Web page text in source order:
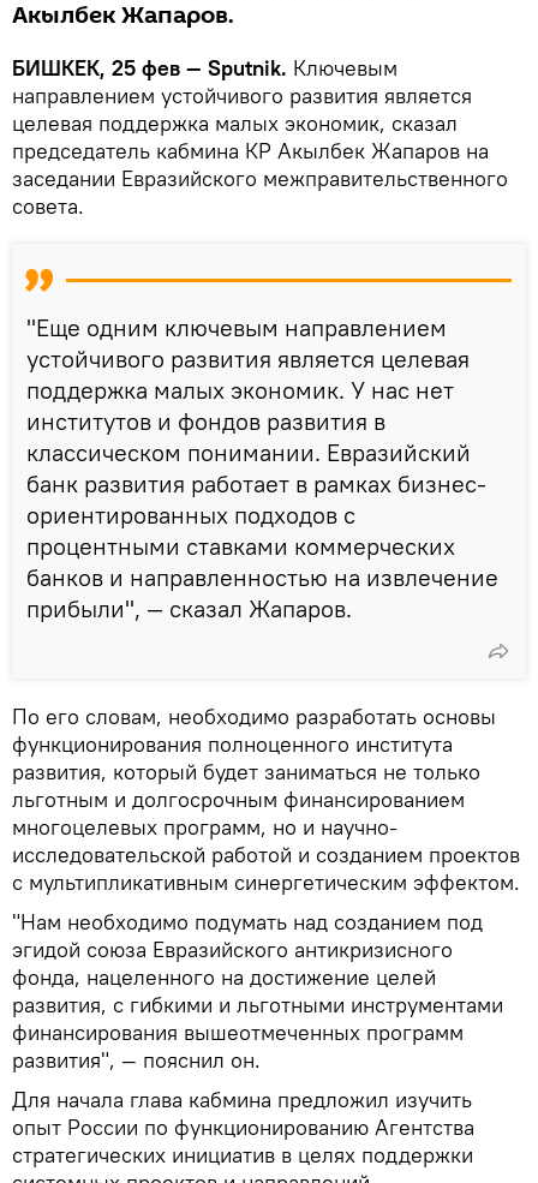
Акылбек Жапаров.
БИШКЕК, 25 фев — Sputnik. Ключевым
направлением устойчивого развития является
целевая поддержка малых экономик, сказал
председатель кабмина КР Акылбек Жапаров на
заседании Евразийского межправительственного
совета.
"Еще одним ключевым направлением
устойчивого развития является целевая
поддержка малых экономик. У нас нет
институтов и фондов развития в
классическом понимании. Евразийский
банк развития работает в рамках бизнес-
ориентированных подходов с
процентными ставками коммерческих
банков и направленностью на извлечение
прибыли", — сказал Жапаров.
По его словам, необходимо разработать основы
функционирования полноценного института
развития, который будет заниматься не только
льготным и долгосрочным финансированием
многоцелевых программ, но и научно-
исследовательской работой и созданием проектов
с мультипликативным синергетическим эффектом.
"Нам необходимо подумать над созданием под
эгидой союза Евразийского антикризисного
фонда, нацеленного на достижение целей
развития, с гибкими и льготными инструментами
финансирования вышеотмеченных программ
развития", — пояснил он.
Для начала глава кабмина предложил изучить
опыт России по функционированию Агентства
стратегических инициатив в целях поддержки